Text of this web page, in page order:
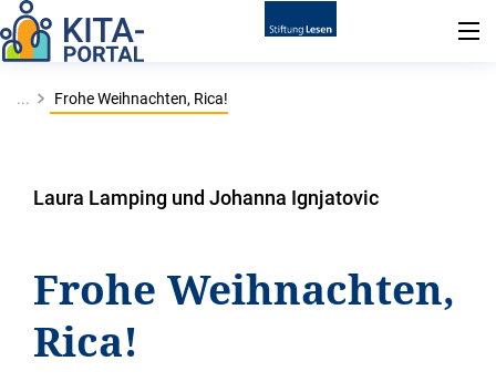
... Frohe Weihnachten, Rica!
Laura Lamping und Johanna Ignjatovic
Frohe Weihnachten,
Rica!